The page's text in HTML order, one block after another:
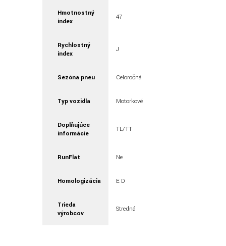
Hmotnostný
index
47
Rychlostný
index
J
Sezóna pneu Celoročná
Typ vozidla Motorkové
Doplňujúce
informácie
TL/TT
RunFlat Ne
Homologizácia E D
Trieda
výrobcov
Stredná